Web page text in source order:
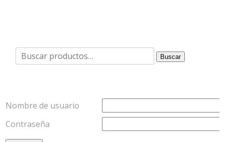
Buscar
por:
Buscar
Nombre de usuario
Contraseña